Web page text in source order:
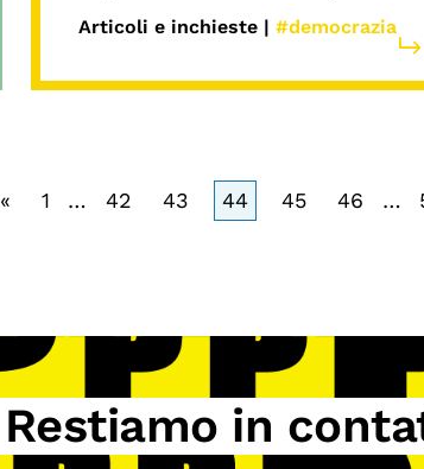
Articoli e inchieste | #democrazia
« 1 … 42 43 44 45 46 …
Restiamo in